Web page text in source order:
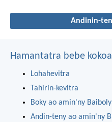
Andinin-
Hamantatra bebe kokoa
Lohahevitra
Tahirin-kevitra
Boky ao amin'ny Baiboly
Andin-teny ao amin'ny